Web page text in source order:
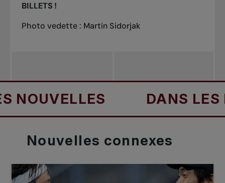
BILLETS !
Photo vedette : Martin Sidorjak
DANS LES
Nouvelles connexes